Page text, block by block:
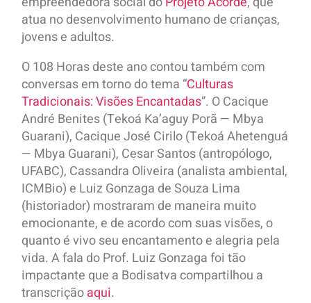
atua no desenvolvimento humano de crianças,
jovens e adultos.
O 108 Horas deste ano contou também com
conversas em torno do tema “Culturas
Tradicionais: Visões Encantadas”. O Cacique
André Benites (Tekoá Ka’aguy Porã — Mbya
Guarani), Cacique José Cirilo (Tekoá Ahetenguá
— Mbya Guarani), Cesar Santos (antropólogo,
UFABC), Cassandra Oliveira (analista ambiental,
ICMBio) e Luiz Gonzaga de Souza Lima
(historiador) mostraram de maneira muito
emocionante, e de acordo com suas visões, o
quanto é vivo seu encantamento e alegria pela
vida. A fala do Prof. Luiz Gonzaga foi tão
impactante que a Bodisatva compartilhou a
transcriçãoaqui.